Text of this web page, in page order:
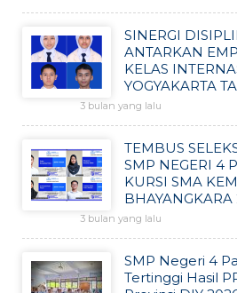
SINERGI
ANTARKAN
KELAS
YOGYAKARTA
3 bulan yang lalu
TEMBUS
SMP NEGERI 4
KURSI SMA
BHAYANGKARA
3 bulan yang lalu
SMP Negeri 4
Tertinggi Hasil